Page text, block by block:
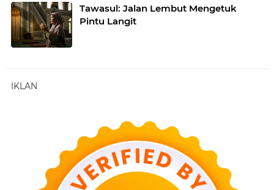
Tawasul: Jalan Lembut Mengetuk
Pintu Langit
IKLAN